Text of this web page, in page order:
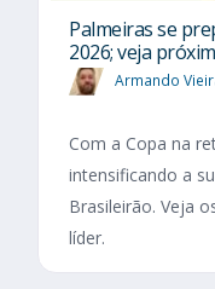
Palmeiras se
2026; veja
Armando
Com a Copa na
intensificando a
Brasileirão. Veja
líder.